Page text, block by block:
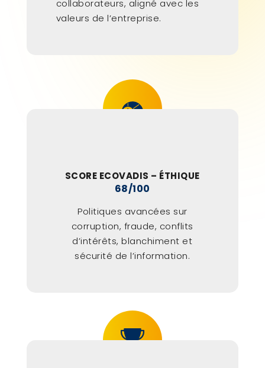
collaborateurs, aligné avec les
valeurs de l’entreprise.
SCORE ECOVADIS – ÉTHIQUE
68/100
Politiques avancées sur
corruption, fraude, conflits
d’intérêts, blanchiment et
sécurité de l’information.